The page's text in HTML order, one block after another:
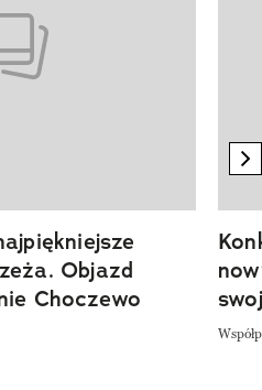
Objazd
Choczewo